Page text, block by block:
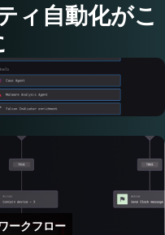
ィ自動化がこ
ークフロー